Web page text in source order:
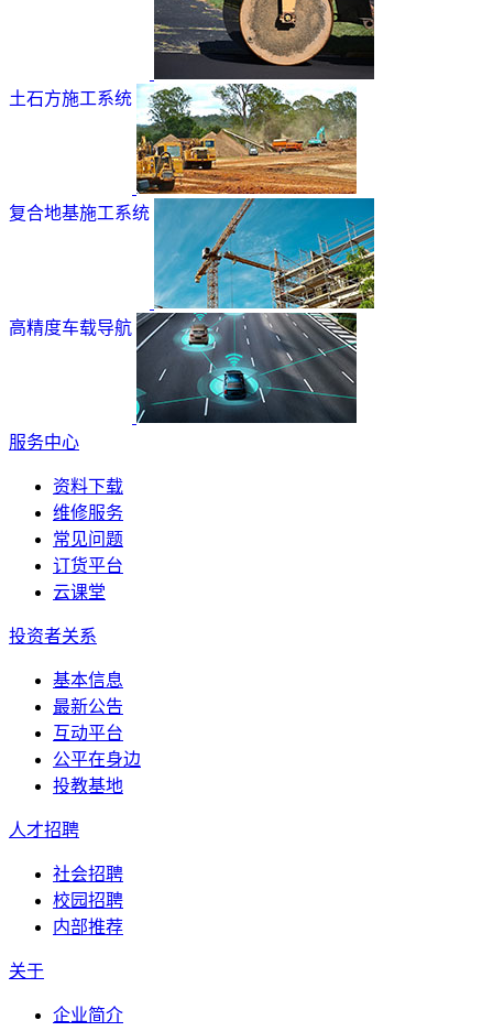
土石方施工系统
复合地基施工系统
高精度车载导航
服务中心
资料下载
维修服务
常见问题
订货平台
云课堂
投资者关系
基本信息
最新公告
互动平台
公平在身边
投教基地
人才招聘
社会招聘
校园招聘
内部推荐
关于
企业简介